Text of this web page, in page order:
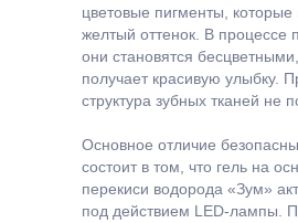
цветовые пигменты, которые
желтый оттенок. В процессе
они становятся
получает красивую улыбку.
структура зубных тканей не
Основное отличие
состоит в том, что гель на
перекиси водорода «Зум»
под действием LED-лампы.